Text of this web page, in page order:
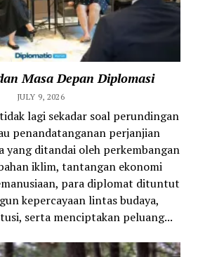
Masa Depan Diplomasi
JULY 9, 2026
lagi sekadar soal perundingan
penandatanganan perjanjian
yang ditandai oleh perkembangan
iklim, tantangan ekonomi
para diplomat dituntut
kepercayaan lintas budaya,
serta menciptakan peluang...